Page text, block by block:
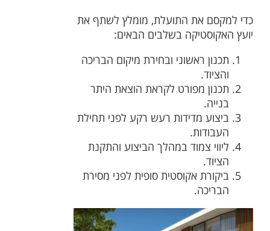
כדי למקסם את התועלת, מומלץ לשתף את
יועץ האקוסטיקה בשלבים הבאים:
תכנון ראשוני ובחירת מיקום הבריכה
והציוד.
תכנון מפורט לקראת הוצאת היתר
בנייה.
ביצוע מדידות רעש רקע לפני תחילת
העבודות.
ליווי צמוד במהלך הביצוע והתקנת
הציוד.
ביקורת אקוסטית סופית לפני מסירת
הבריכה.